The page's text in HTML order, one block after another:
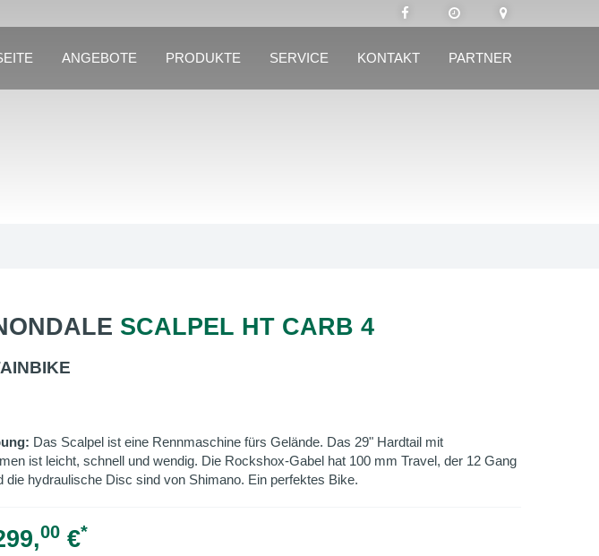
ANGEBOTE PRODUKTE SERVICE KONTAKT PARTNER
SCALPEL HT CARB 4
Das Scalpel ist eine Rennmaschine fürs Gelände. Das 29" Hardtail mit
ist leicht, schnell und wendig. Die Rockshox-Gabel hat 100 mm Travel, der 12 Gang
die hydraulische Disc sind von Shimano. Ein perfektes Bike.
00€*